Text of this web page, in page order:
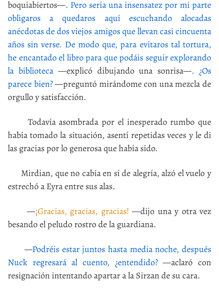
boquiabiertos—. Pero sería una insensatez por mi parte
obligaros a quedaros aquí escuchando alocadas
anécdotas de dos viejos amigos que llevan casi cincuenta
años sin verse. De modo que, para evitaros tal tortura,
he encantado el libro para que podáis seguir explorando
la biblioteca—explicó dibujando una sonrisa—. ¿Os
parece bien?—preguntó mirándome con una mezcla de
orgullo y satisfacción.
Todavía asombrada por el inesperado rumbo que
había tomado la situación, asentí repetidas veces y le di
las gracias por lo generosa que había sido.
Mirdian, que no cabía en sí de alegría, alzó el vuelo y
estrechó a Eyra entre sus alas.
—¡Gracias, gracias, gracias! —dijo una y otra vez
besando el peludo rostro de la guardiana.
—Podréis estar juntos hasta media noche, después
Nuck regresará al cuento, ¿entendido?—aclaró con
resignación intentando apartar a la Sirzan de su cara.